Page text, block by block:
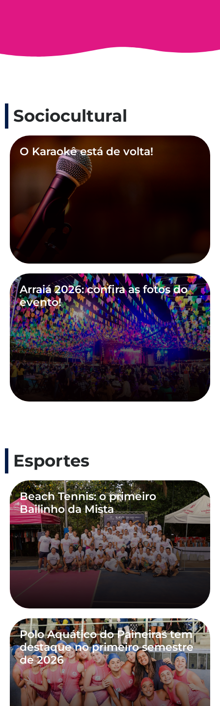
Sociocultural
O Karaokê está de volta!
Arraiá 2026: confira as fotos do
evento!
Esportes
Beach Tennis: o primeiro
Bailinho da Mista
Polo Aquático do Paineiras tem
destaque no primeiro semestre
de 2026